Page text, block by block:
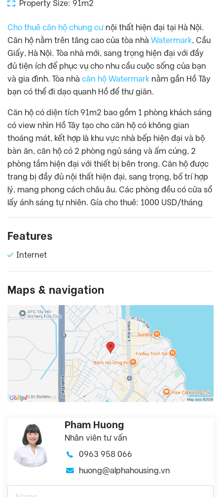
Property Size: 91m2
Cho thuê căn hộ chung cư nội thất hiện đại tại Hà Nội.
Căn hộ nằm trên tâng cao của tòa nhà Watermark, Cầu
Giấy, Hà Nội. Tòa nhà mới, sang trọng hiện đại với đầy
đủ tiện ích để phục vụ cho nhu cầu cuộc sống của bạn
và gia đình. Tòa nhà căn hộ Watermark nằm gần Hồ Tây
bạn có thể đi dạo quanh Hồ để thư giãn.
Căn hộ có diện tích 91m2 bao gồm 1 phòng khách sáng
có view nhìn Hồ Tây tạo cho căn hộ có không gian
thoáng mát, kết hợp là khu vực nhà bếp hiện đại và bộ
bàn ăn, căn hộ có 2 phòng ngủ sáng và ấm cúng, 2
phòng tắm hiện đại với thiết bị bên trong. Căn hộ được
trang bị đầy đủ nội thất hiện đại, sang trọng, bố trí hợp
lý, mang phong cách châu âu. Các phòng đều có cửa sổ
lấy ánh sáng tự nhiên. Gía cho thuê: 1000 USD/tháng
Features
Internet
Maps & navigation
Pham Huong
Nhân viên tư vấn
0963 958 066
huong@alphahousing.vn